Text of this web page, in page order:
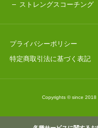
ストレングスコーチング
プライバシーポリシー
特定商取引法に基づく表記
Copyrights © since 2018